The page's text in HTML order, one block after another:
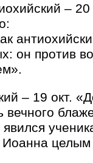
–
он против
– 19 окт.
вечного
Иоанна